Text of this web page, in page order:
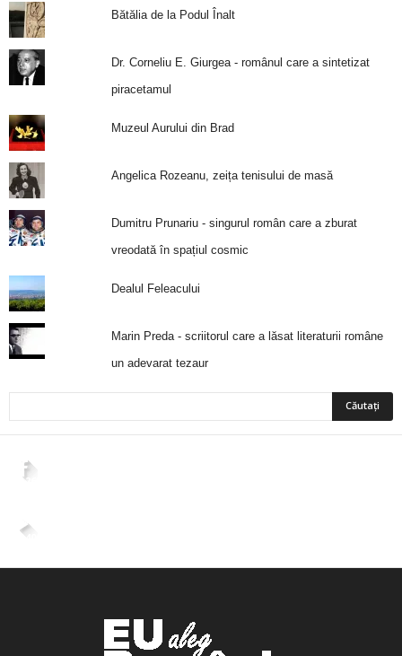
Bătălia de la Podul Înalt
Dr. Corneliu E. Giurgea - românul care a sintetizat
piracetamul
Muzeul Aurului din Brad
Angelica Rozeanu, zeița tenisului de masă
Dumitru Prunariu - singurul român care a zburat
vreodată în spațiul cosmic
Dealul Feleacului
Marin Preda - scriitorul care a lăsat literaturii române
un adevarat tezaur
2,265
4,400